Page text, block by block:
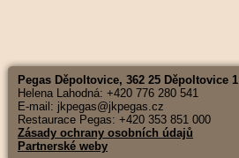
Pegas Děpoltovice, 362 25 Děpoltovice 1
Helena Lahodná: +420 776 280 541
E-mail: jkpegas@jkpegas.cz
Restaurace Pegas: +420 353 851 000
Zásady ochrany osobních údajů
Partnerské weby